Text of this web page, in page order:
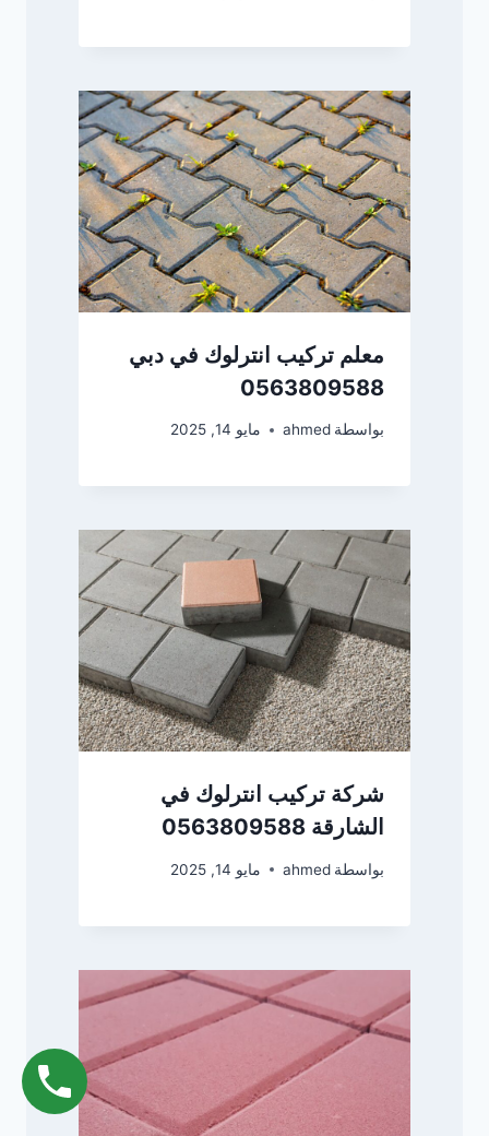
معلم تركيب انترلوك في دبي
0563809588
بواسطة ahmed مايو 14, 2025
شركة تركيب انترلوك في
الشارقة 0563809588
بواسطة ahmed مايو 14, 2025